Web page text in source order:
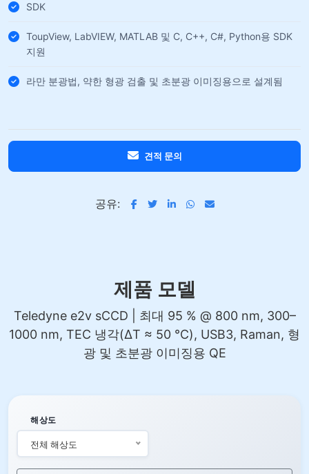
SDK
ToupView, LabVIEW, MATLAB 및 C, C++, C#, Python용 SDK
지원
라만 분광법, 약한 형광 검출 및 초분광 이미징용으로 설계됨
견적 문의
공유:
제품 모델
Teledyne e2v sCCD | 최대 95 % @ 800 nm, 300–
1000 nm, TEC 냉각(ΔT ≈ 50 °C), USB3, Raman, 형
광 및 초분광 이미징용 QE
해상도
전체 해상도